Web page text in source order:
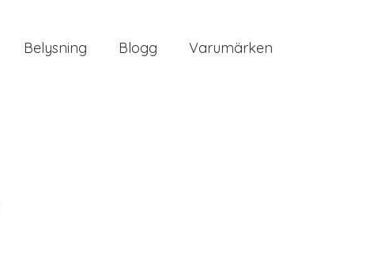
Belysning Blogg Varumärken